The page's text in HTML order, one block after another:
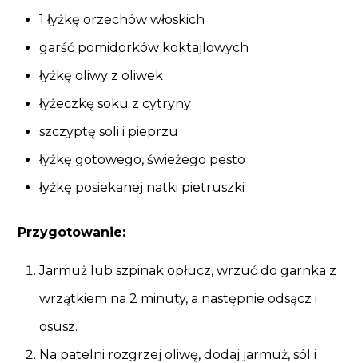
1 łyżkę orzechów włoskich
garść pomidorków koktajlowych
łyżkę oliwy z oliwek
łyżeczkę soku z cytryny
szczyptę soli i pieprzu
łyżkę gotowego, świeżego pesto
łyżkę posiekanej natki pietruszki
Przygotowanie:
Jarmuż lub szpinak opłucz, wrzuć do garnka z
wrzątkiem na 2 minuty, a następnie odsącz i
osusz.
Na patelni rozgrzej oliwę, dodaj jarmuż, sól i